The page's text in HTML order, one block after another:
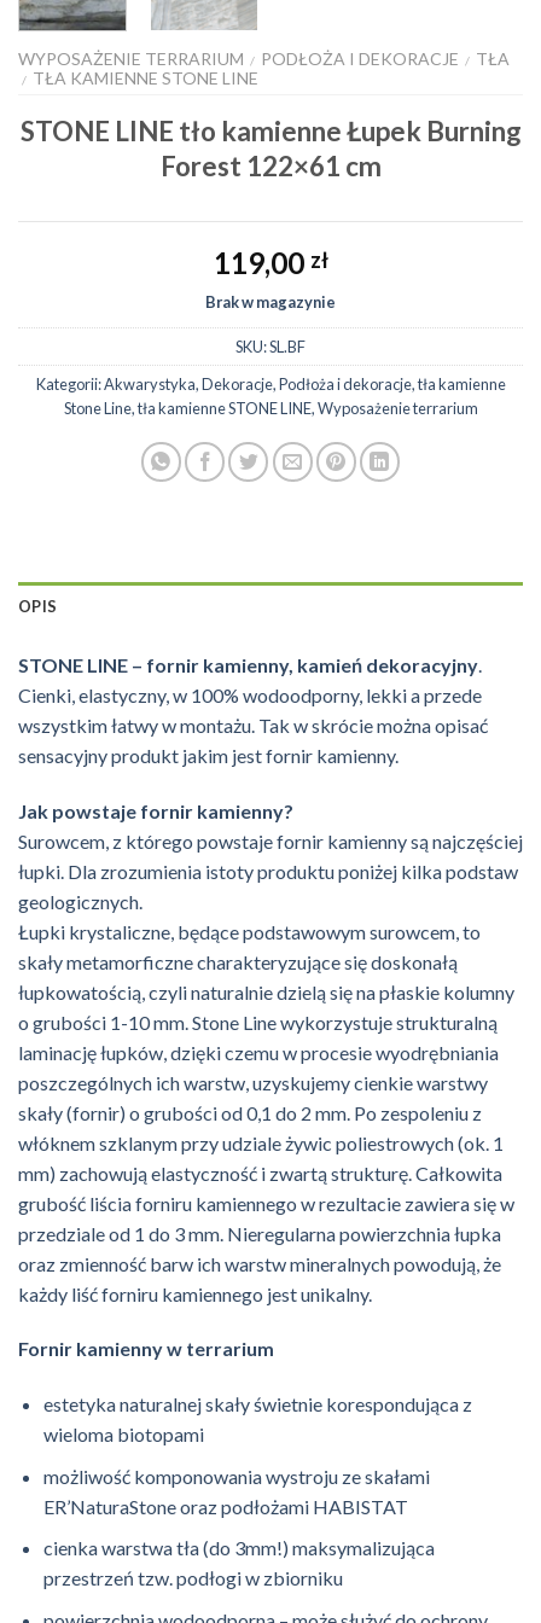
WYPOSAŻENIE TERRARIUM / PODŁOŻA I DEKORACJE / TŁA
/ TŁA KAMIENNE STONE LINE
STONE LINE tło kamienne Łupek Burning
Forest 122×61 cm
119,00 zł
Brak w magazynie
SKU:SL.BF
Kategorii:Akwarystyka,Dekoracje,Podłoża i dekoracje,tła kamienne
Stone Line,tła kamienne STONE LINE,Wyposażenie terrarium
OPIS
STONE LINE – fornir kamienny, kamień dekoracyjny.
Cienki, elastyczny, w 100% wodoodporny, lekki a przede
wszystkim łatwy w montażu. Tak w skrócie można opisać
sensacyjny produkt jakim jest fornir kamienny.
Jak powstaje fornir kamienny?
Surowcem, z którego powstaje fornir kamienny są najczęściej
łupki. Dla zrozumienia istoty produktu poniżej kilka podstaw
geologicznych.
Łupki krystaliczne, będące podstawowym surowcem, to
skały metamorficzne charakteryzujące się doskonałą
łupkowatością, czyli naturalnie dzielą się na płaskie kolumny
o grubości 1-10 mm. Stone Line wykorzystuje strukturalną
laminację łupków, dzięki czemu w procesie wyodrębniania
poszczególnych ich warstw, uzyskujemy cienkie warstwy
skały (fornir) o grubości od 0,1 do 2 mm. Po zespoleniu z
włóknem szklanym przy udziale żywic poliestrowych (ok. 1
mm) zachowują elastyczność i zwartą strukturę. Całkowita
grubość liścia forniru kamiennego w rezultacie zawiera się w
przedziale od 1 do 3 mm. Nieregularna powierzchnia łupka
oraz zmienność barw ich warstw mineralnych powodują, że
każdy liść forniru kamiennego jest unikalny.
Fornir kamienny w terrarium
estetyka naturalnej skały świetnie korespondująca z
wieloma biotopami
możliwość komponowania wystroju ze skałami
ER’NaturaStoneoraz podłożami HABISTAT
cienka warstwa tła (do 3mm!) maksymalizująca
przestrzeń tzw. podłogi w zbiorniku